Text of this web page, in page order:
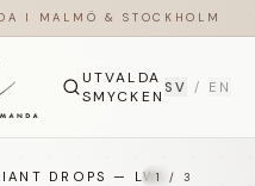
I MALMÖ & STOCKHOLM
UTVALDA
SMYCKEN SV / EN
DROPS — LWL
1 / 3